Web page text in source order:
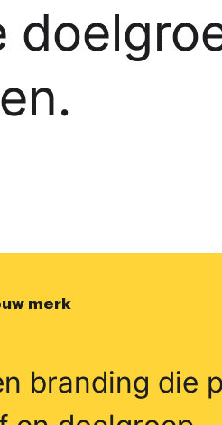
merk
branding die